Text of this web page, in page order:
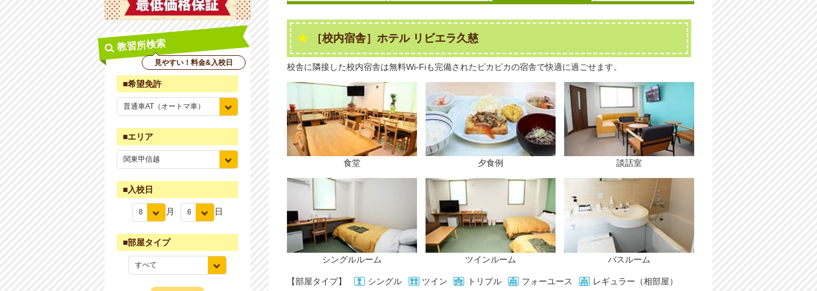
［校内宿舎］ホテル リビエラ久慈
校舎に隣接した校内宿舎は無料Wi-Fiも完備されたピカピカの宿舎で快適に過ごせます。
食堂 夕食例 談話室
シングルルーム ツインルーム バスルーム
【部屋タイプ】 シングル ツイン トリプル フォーユース レギュラー（相部屋）
教習所検索
見やすい！料金&入校日
■希望免許
■エリア
■入校日
月 日
■部屋タイプ